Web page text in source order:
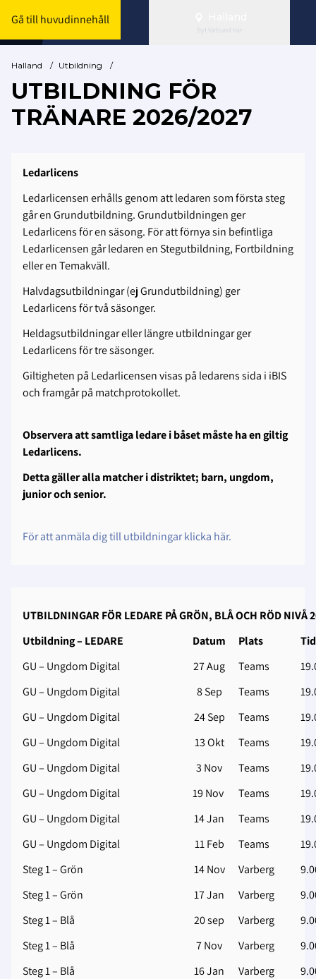
Gå till huvudinnehåll
Byt förbund här
Halland / Utbildning /
UTBILDNING FÖR
TRÄNARE 2026/2027
Ledarlicens
Ledarlicensen erhålls genom att ledaren som första steg
går en Grundutbildning. Grundutbildningen ger
Ledarlicens för en säsong. För att förnya sin befintliga
Ledarlicensen går ledaren en Stegutbildning, Fortbildning
eller en Temakväll.
Halvdagsutbildningar (ej Grundutbildning) ger
Ledarlicens för två säsonger.
Heldagsutbildningar eller längre utbildningar ger
Ledarlicens för tre säsonger.
Giltigheten på Ledarlicensen visas på ledarens sida i iBIS
och framgår på matchprotokollet.
Observera att samtliga ledare i båset måste ha en giltig
Ledarlicens.
Detta gäller alla matcher i distriktet; barn, ungdom,
junior och senior.
För att anmäla dig till utbildningar klicka här.
UTBILDNINGAR FÖR LEDARE PÅ GRÖN, BLÅ OCH RÖD NIVÅ
Utbildning – LEDARE
Datum Plats
Tid
GU – Ungdom Digital
27 Aug Teams
GU – Ungdom Digital
8 Sep Teams
GU – Ungdom Digital
24 Sep Teams
GU – Ungdom Digital
13 Okt Teams
GU – Ungdom Digital
3 Nov Teams
GU – Ungdom Digital
19 Nov Teams
GU – Ungdom Digital
14 Jan Teams
GU – Ungdom Digital
11 Feb Teams
Steg 1 – Grön
14 Nov Varberg
Steg 1 – Grön
17 Jan Varberg
Steg 1 – Blå
20 sep Varberg
Steg 1 – Blå
7 Nov Varberg
Steg 1 – Blå
16 Jan Varberg